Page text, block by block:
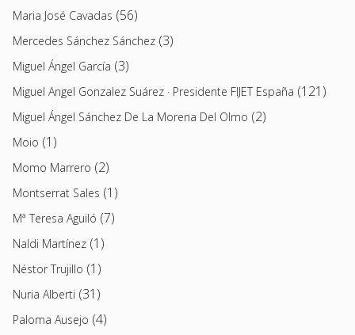
Maria José Cavadas (56)
Mercedes Sánchez Sánchez (3)
Miguel Ángel García (3)
Miguel Angel Gonzalez Suárez · Presidente FIJET España (121)
Miguel Ángel Sánchez De La Morena Del Olmo (2)
Moio (1)
Momo Marrero (2)
Montserrat Sales (1)
Mª Teresa Aguiló (7)
Naldi Martínez (1)
Néstor Trujillo (1)
Nuria Alberti (31)
Paloma Ausejo (4)